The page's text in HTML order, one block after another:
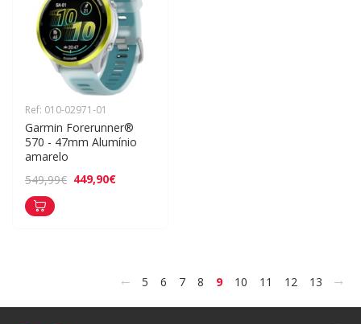
Ref: 010-02971-01
Garmin Forerunner®
570 - 47mm Alumínio
amarelo
549,99€ 449,90€
< 5 6 7 8 9 10 11 12 13 >